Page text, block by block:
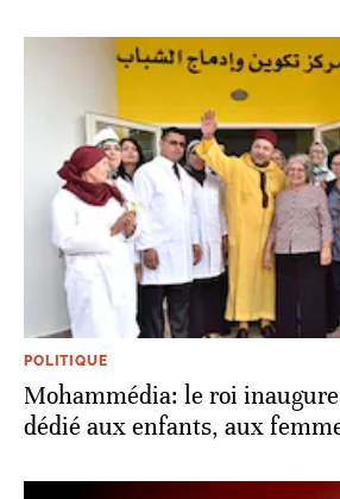
POLITIQUE
Mohammédia: le roi
dédié aux enfants, aux